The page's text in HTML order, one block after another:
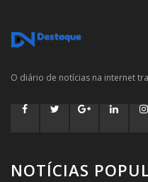
O diário de notícias na internet
NOTÍCIAS